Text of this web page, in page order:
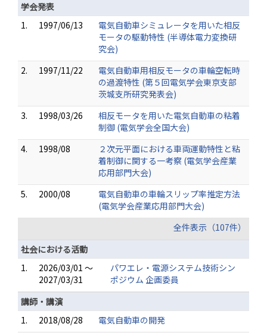
学会発表
1.
1997/06/13
電気自動車シミュレータを用いた相反
モータの駆動特性 (半導体電力変換研
究会)
2.
1997/11/22
電気自動車用相反モータの車輪空転時
の過渡特性 (第５回電気学会東京支部
茨城支所研究発表会)
3.
1998/03/26
相反モータを用いた電気自動車の粘着
制御 (電気学会全国大会)
4.
1998/08
２次元平面における車両運動特性と粘
着制御に関する一考察 (電気学会産業
応用部門大会)
5.
2000/08
電気自動車の車輪スリップ率推定方法
(電気学会産業応用部門大会)
全件表示（107件）
社会における活動
1.
2026/03/01 ～
2027/03/31
パワエレ・電源システム技術シン
ポジウム 企画委員
講師・講演
1.
2018/08/28
電気自動車の開発